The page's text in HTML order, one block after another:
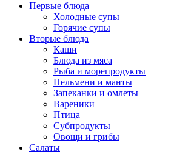
Первые блюда
Холодные супы
Горячие супы
Вторые блюда
Каши
Блюда из мяса
Рыба и морепродукты
Пельмени и манты
Запеканки и омлеты
Вареники
Птица
Субпродукты
Овощи и грибы
Салаты